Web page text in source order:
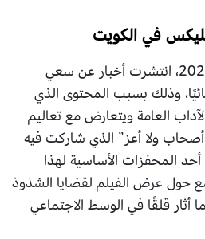
في الكويت
في الثاني من فبراير عام 2025، انتشرت أخبار عن سعي
وذلك بسبب المحتوى الذي
العامة ويتعارض مع تعاليم
ولا أعز” الذي شاركت فيه
المحفزات الأساسية لهذا
حول عرض الفيلم لقضايا الشذوذ
أثار قلقًا في الوسط الاجتماعي